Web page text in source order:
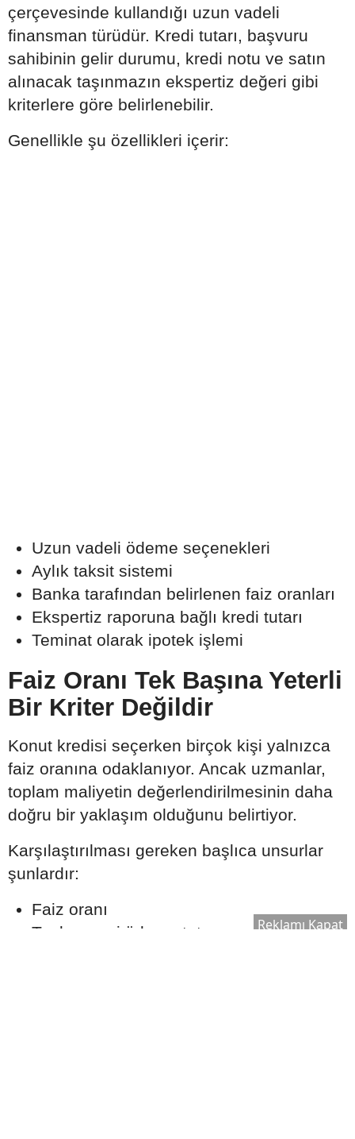
çerçevesinde kullandığı uzun vadeli
finansman türüdür. Kredi tutarı, başvuru
sahibinin gelir durumu, kredi notu ve satın
alınacak taşınmazın ekspertiz değeri gibi
kriterlere göre belirlenebilir.
Genellikle şu özellikleri içerir:
Uzun vadeli ödeme seçenekleri
Aylık taksit sistemi
Banka tarafından belirlenen faiz oranları
Ekspertiz raporuna bağlı kredi tutarı
Teminat olarak ipotek işlemi
Faiz Oranı Tek Başına Yeterli
Bir Kriter Değildir
Konut kredisi seçerken birçok kişi yalnızca
faiz oranına odaklanıyor. Ancak uzmanlar,
toplam maliyetin değerlendirilmesinin daha
doğru bir yaklaşım olduğunu belirtiyor.
Karşılaştırılması gereken başlıca unsurlar
şunlardır:
Faiz oranı
Toplam geri ödeme tutarı
Reklamı Kapat